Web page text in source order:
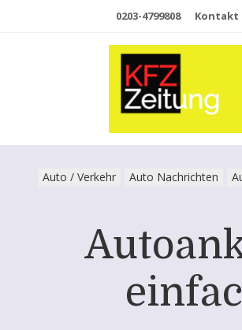
0203-4799808 Kontakt
Auto / Verkehr Auto Nachrichten